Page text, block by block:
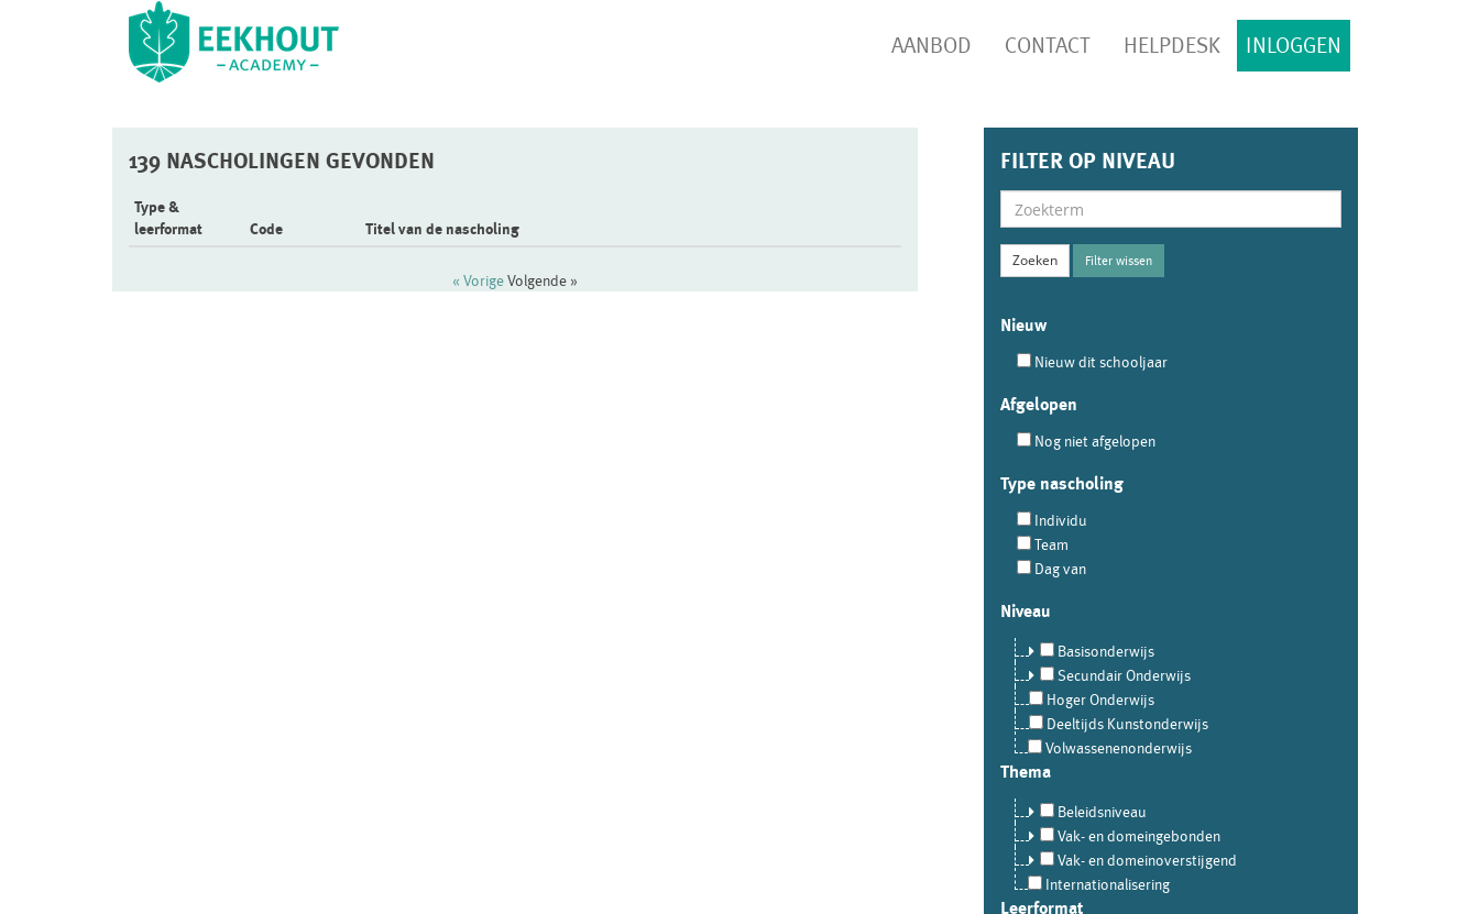
INLOGGEN
AANBOD CONTACT HELPDESK
139 NASCHOLINGEN GEVONDEN
Type &
leerformat
Code Titel van de nascholing
« VorigeVolgende »
FILTER OP NIVEAU
Filter wissen
Nieuw
Nieuw dit schooljaar
Afgelopen
Nog niet afgelopen
Type nascholing
Individu
Team
Dag van
Niveau
Basisonderwijs
Secundair Onderwijs
Hoger Onderwijs
Deeltijds Kunstonderwijs
Volwassenenonderwijs
Thema
Beleidsniveau
Vak- en domeingebonden
Vak- en domeinoverstijgend
Internationalisering
Leerformat